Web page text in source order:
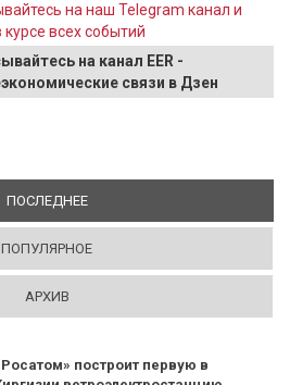
на наш Telegram канал и
курсе всех событий
на канал EER -
связи в Дзен
ПОСЛЕДНЕЕ(АКТИВНАЯ ВКЛАДКА)
ПОПУЛЯРНОЕ
АРХИВ
построит первую в